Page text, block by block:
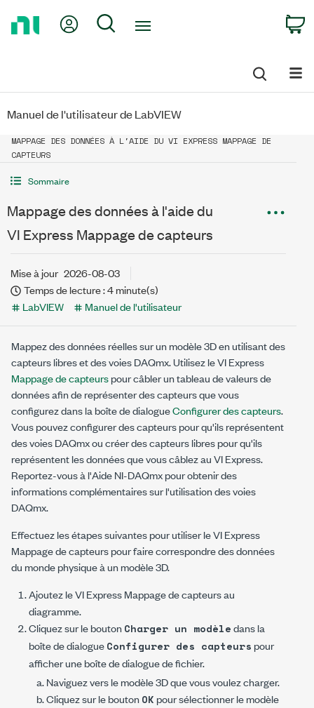
My Account
Search
Manuel de l'utilisateur de LabVIEW
MAPPAGE DES DONNÉES À L'AIDE DU VI EXPRESS MAPPAGE DE
CAPTEURS
Sommaire
Mappage des données à l'aide du
VI Express Mappage de capteurs
Mise à jour 2026-08-03
Temps de lecture : 4 minute(s)
LabVIEW
Manuel de l'utilisateur
Mappez des données réelles sur un modèle 3D en utilisant des
capteurs libres et des voies DAQmx. Utilisez le VI Express
Mappage de capteurspour câbler un tableau de valeurs de
données afin de représenter des capteurs que vous
configurez dans la boîte de dialogueConfigurer des capteurs.
Vous pouvez configurer des capteurs pour qu'ils représentent
des voies DAQmx ou créer des capteurs libres pour qu'ils
représentent les données que vous câblez au VI Express.
Reportez-vous à l'Aide NI-DAQmxpour obtenir des
informations complémentaires sur l'utilisation des voies
DAQmx.
Effectuez les étapes suivantes pour utiliser le VI Express
Mappage de capteurs pour faire correspondre des données
du monde physique à un modèle 3D.
Ajoutez le VI Express Mappage de capteurs au
diagramme.
Cliquez sur le boutonCharger un modèledans la
boîte de dialogueConfigurer des capteurs pour
afficher une boîte de dialogue de fichier.
Naviguez vers le modèle 3D que vous voulez charger.
Cliquez sur le boutonOK pour sélectionner le modèle